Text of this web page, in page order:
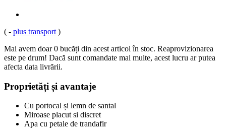
( - plus transport )
Mai avem doar 0 bucăți din acest articol în stoc. Reaprovizionarea
este pe drum! Dacă sunt comandate mai multe, acest lucru ar putea
afecta data livrării.
Proprietăți și avantaje
Cu portocal și lemn de santal
Miroase placut si discret
Apa cu petale de trandafir